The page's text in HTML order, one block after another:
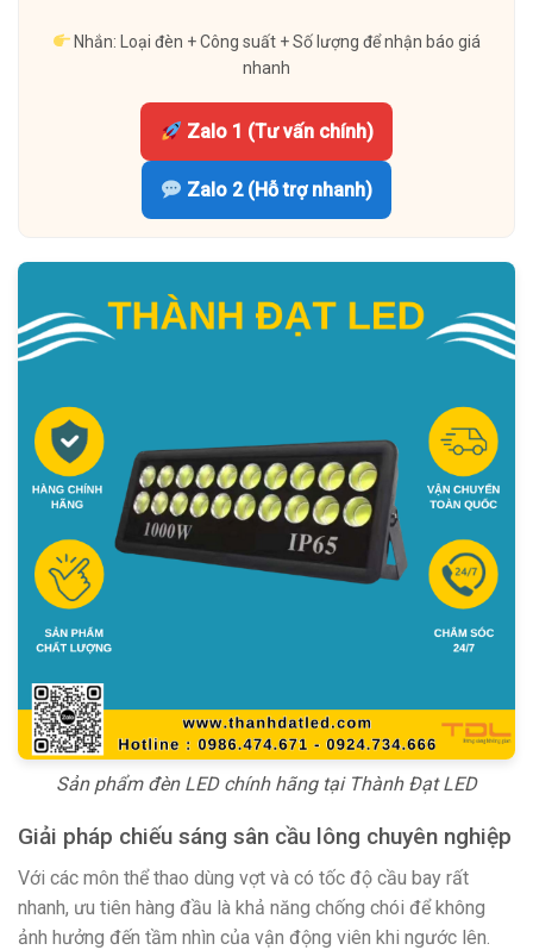
Nhắn: Loại đèn + Công suất + Số lượng để nhận báo giá
nhanh
Zalo 1 (Tư vấn chính)
Zalo 2 (Hỗ trợ nhanh)
Sản phẩm đèn LED chính hãng tại Thành Đạt LED
Giải pháp chiếu sáng sân cầu lông chuyên nghiệp
Với các môn thể thao dùng vợt và có tốc độ cầu bay rất
nhanh, ưu tiên hàng đầu là khả năng chống chói để không
ảnh hưởng đến tầm nhìn của vận động viên khi ngước lên.